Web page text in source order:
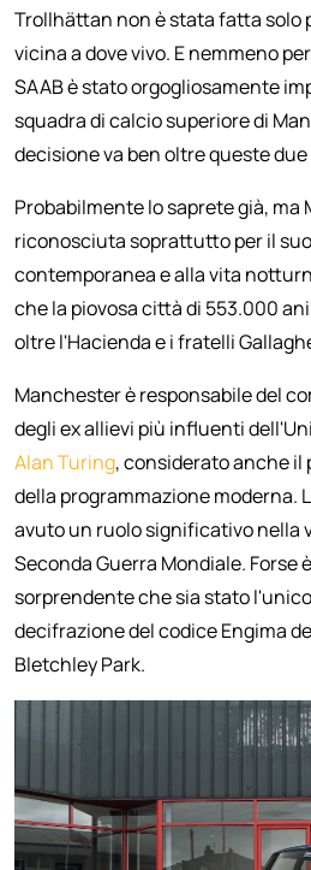
Trollhättan non è stata fatta solo
vicina a dove vivo. E nemmeno
SAAB è stato orgogliosamente
squadra di calcio superiore di
decisione va ben oltre queste due
Probabilmente lo saprete già, ma
riconosciuta soprattutto per il
contemporanea e alla vita
che la piovosa città di 553.000
oltre l'Hacienda e i fratelli
Manchester è responsabile del
degli ex allievi più influenti
Alan Turing, considerato anche
della programmazione moderna.
avuto un ruolo significativo nella
Seconda Guerra Mondiale. Forse
sorprendente che sia stato
decifrazione del codice Engima
Bletchley Park.